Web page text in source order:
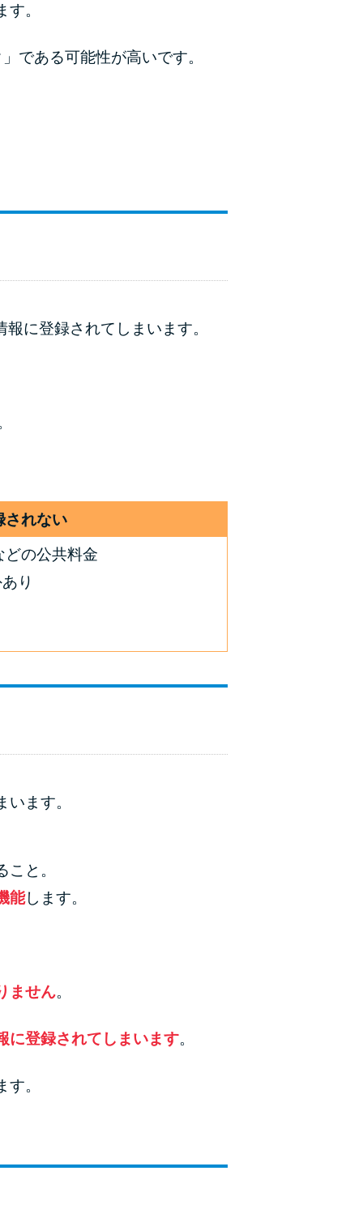
みずほ銀行カードローンの問い合わせ先とシー
。
である可能性が高いです。
に登録されてしまいます。
されない
どの公共料金
り
ます。
と。
能します。
ません。
に登録されてしまいます。
。